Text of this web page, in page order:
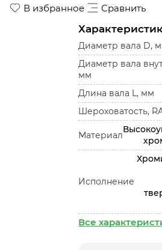
В избранное Сравнить
Диаметр вала D,
Диаметр вала
мм
Длина вала L, мм
Шероховатость,
Материал
Исполнение
Все